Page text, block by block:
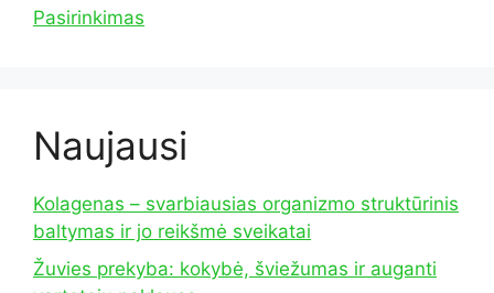
Pasirinkimas
Naujausi
Kolagenas – svarbiausias organizmo struktūrinis
baltymas ir jo reikšmė sveikatai
Žuvies prekyba: kokybė, šviežumas ir auganti